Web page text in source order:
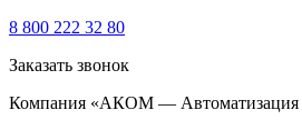
8 800 222 32 80
Заказать звонок
Компания «АКОМ —